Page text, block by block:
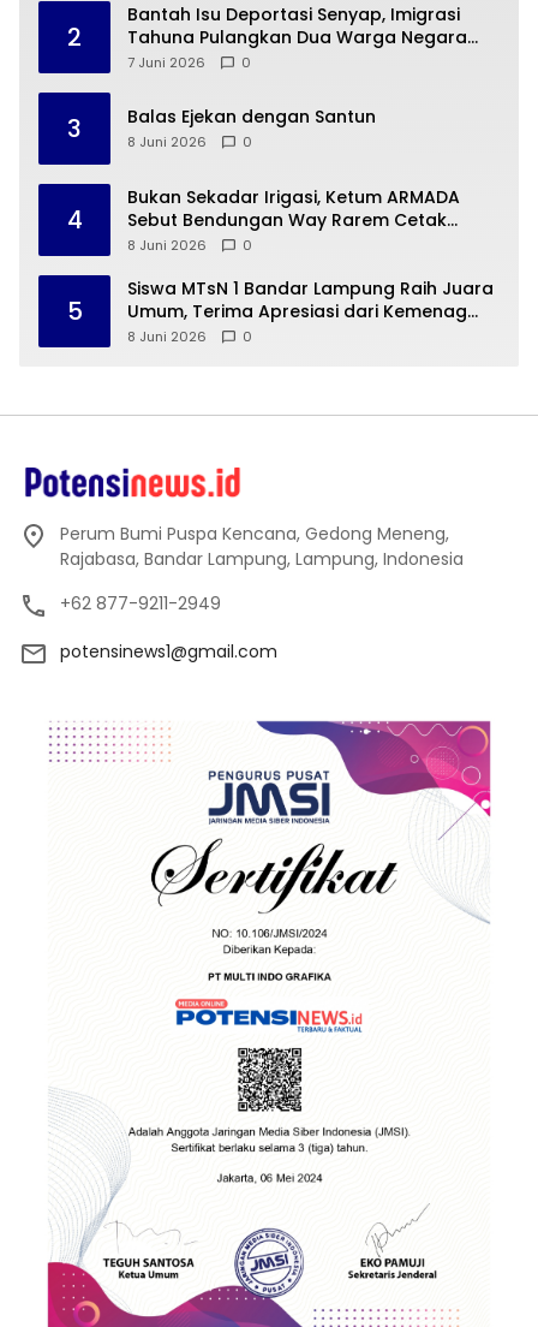
2
Bantah Isu Deportasi Senyap, Imigrasi
Tahuna Pulangkan Dua Warga Negara
Cina ke Guangzhou
7 Juni 2026 0
3 Balas Ejekan dengan Santun
8 Juni 2026 0
4
Bukan Sekadar Irigasi, Ketum ARMADA
Sebut Bendungan Way Rarem Cetak
Sejarah Peradaban Lampung
8 Juni 2026 0
5
Siswa MTsN 1 Bandar Lampung Raih Juara
Umum, Terima Apresiasi dari Kemenag
Kota Bandar Lampung
8 Juni 2026 0
Perum Bumi Puspa Kencana, Gedong Meneng,
Rajabasa, Bandar Lampung, Lampung, Indonesia
+62 877-9211-2949
potensinews1@gmail.com